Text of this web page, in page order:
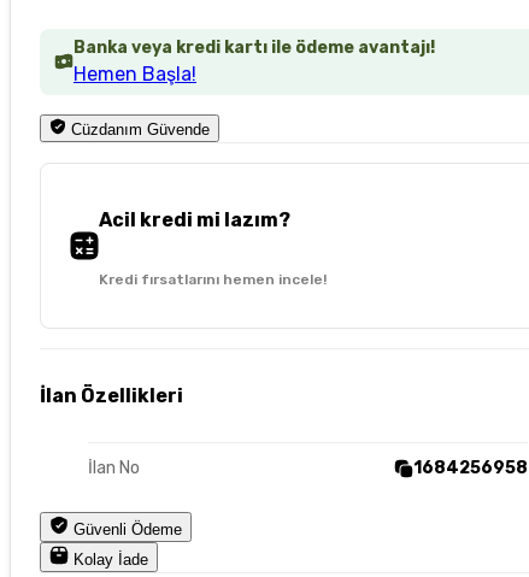
Banka veya kredi kartı ile ödeme avantajı!
Hemen Başla!
Cüzdanım Güvende
Acil kredi mi lazım?
Kredi fırsatlarını hemen incele!
İlan Özellikleri
İlan No 1684256958
Güvenli Ödeme
Kolay İade